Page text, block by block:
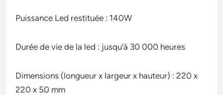
Puissance Led restituée : 140W
Durée de vie de la led : jusqu’à 30 000 heures
Dimensions (longueur x largeur x hauteur) : 220 x
220 x 50 mm